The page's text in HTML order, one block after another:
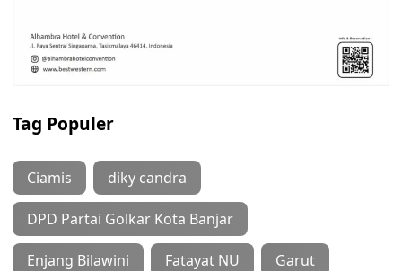
Tag Populer
Ciamis diky candra
DPD Partai Golkar Kota Banjar
Enjang Bilawini Fatayat NU Garut